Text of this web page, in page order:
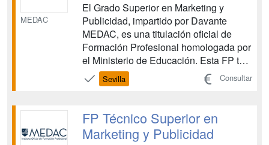
MEDAC
El Grado Superior en Marketing y
Publicidad, impartido por Davante
MEDAC, es una titulación oficial de
Formación Profesional homologada por
el Ministerio de Educación. Esta FP te
proporciona las competencias
necesarias para planificar, organizar y
como para dominar las herramientas
comunicativas y digitales esenc...
Sevilla Consultar
FP Técnico Superior en
Marketing y Publicidad